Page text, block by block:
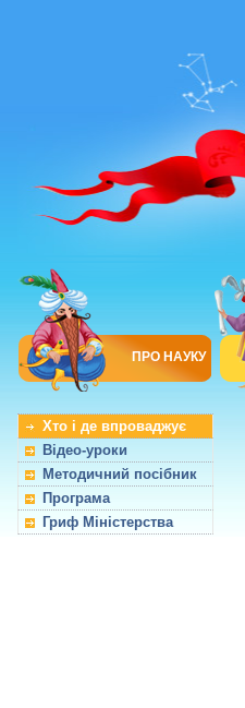
ПРО НАУКУ
Хто і де впроваджує
Відео-уроки
Методичний посібник
Програма
Гриф Міністерства